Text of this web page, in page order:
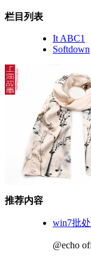
栏目列表
It ABC1
Softdown
推荐内容
win7批
@echo